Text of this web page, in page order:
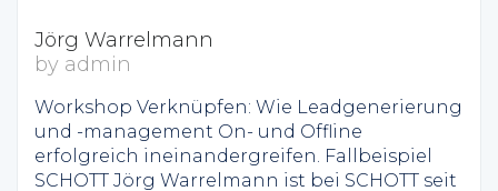
Jörg Warrelmann
by admin
Workshop Verknüpfen: Wie Leadgenerierung
und -management On- und Offline
erfolgreich ineinandergreifen. Fallbeispiel
SCHOTT Jörg Warrelmann ist bei SCHOTT seit